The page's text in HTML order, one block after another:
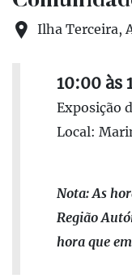
Ilha Terceira,
10:00 às
Exposição
Local:
Nota: As
Região
hora que